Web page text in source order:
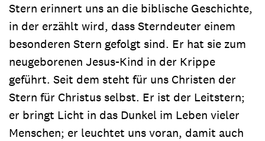
Stern erinnert uns an die biblische Geschichte,
in der erzählt wird, dass Sterndeuter einem
besonderen Stern gefolgt sind. Er hat sie zum
neugeborenen Jesus-Kind in der Krippe
geführt. Seit dem steht für uns Christen der
Stern für Christus selbst. Er ist der Leitstern;
er bringt Licht in das Dunkel im Leben vieler
Menschen; er leuchtet uns voran, damit auch